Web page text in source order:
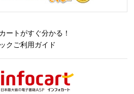
ートがすぐ分かる！
クご利用ガイド